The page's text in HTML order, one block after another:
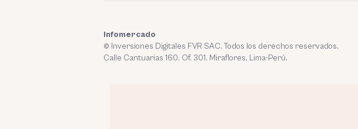
Infomercado
© Inversiones Digitales FVR SAC. Todos los derechos reservados.
Calle Cantuarias 160. Of. 301. Miraflores, Lima-Perú.